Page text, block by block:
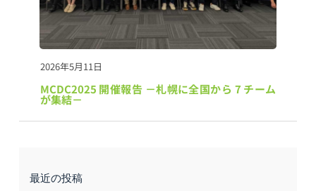
2026年5月11日
MCDC2025 開催報告 －札幌に全国から 7 チーム
が集結－
最近の投稿